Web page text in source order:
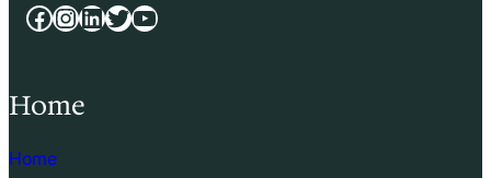
Facebook InstagramLinkedIn Twitter YouTube
Home
Home